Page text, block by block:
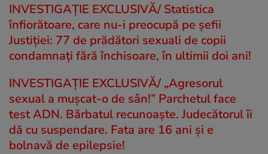
INVESTIGAȚIE EXCLUSIVĂ/ Statistica
înfiorătoare, care nu-i preocupă pe șefii
Justiției: 77 de prădători sexuali de copii
condamnați fără închisoare, în ultimii doi ani!
INVESTIGAȚIE EXCLUSIVĂ/ „Agresorul
sexual a mușcat-o de sân!” Parchetul face
test ADN. Bărbatul recunoaște. Judecătorul îi
dă cu suspendare. Fata are 16 ani și e
bolnavă de epilepsie!